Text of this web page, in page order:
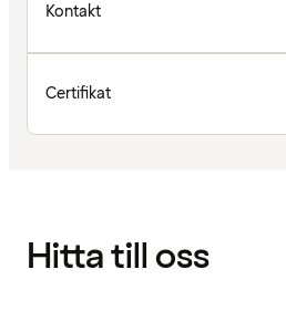
Kontakt
Certifikat
Hitta till oss